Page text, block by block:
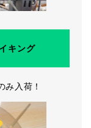
キング
入荷！